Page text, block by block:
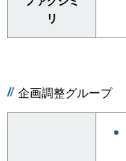
リ
企画調整グループ